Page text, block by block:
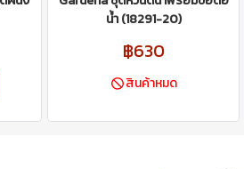
น้ำ (18291-20)
฿630
สินค้าหมด